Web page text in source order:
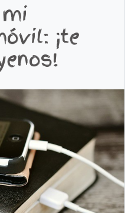
¡te